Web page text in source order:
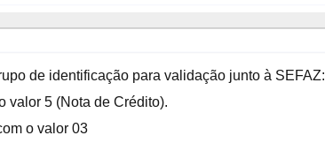
de identificação para validação junto à SEFAZ:
valor 5 (Nota de Crédito).
o valor 03